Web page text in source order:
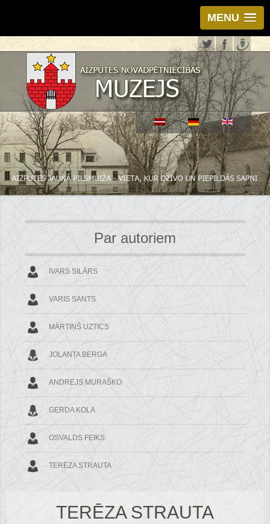
MENU
Par autoriem
IVARS SILĀRS
VARIS SANTS
MĀRTIŅŠ UZTICS
JOLANTA BERGA
ANDREJS MURAŠKO
GERDA KOLA
OSVALDS FEIKS
TERĒZA STRAUTA
TERĒZA STRAUTA